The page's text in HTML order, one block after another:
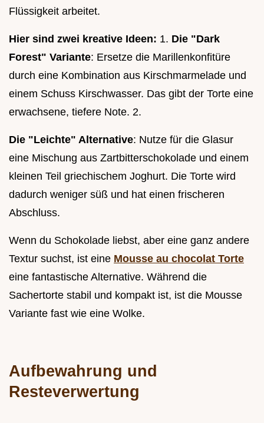
Flüssigkeit arbeitet.
Hier sind zwei kreative Ideen: 1. Die "Dark
Forest" Variante: Ersetze die Marillenkonfitüre
durch eine Kombination aus Kirschmarmelade und
einem Schuss Kirschwasser. Das gibt der Torte eine
erwachsene, tiefere Note. 2.
Die "Leichte" Alternative: Nutze für die Glasur
eine Mischung aus Zartbitterschokolade und einem
kleinen Teil griechischem Joghurt. Die Torte wird
dadurch weniger süß und hat einen frischeren
Abschluss.
Wenn du Schokolade liebst, aber eine ganz andere
Textur suchst, ist eine Mousse au chocolat Torte
eine fantastische Alternative. Während die
Sachertorte stabil und kompakt ist, ist die Mousse
Variante fast wie eine Wolke.
Aufbewahrung und
Resteverwertung